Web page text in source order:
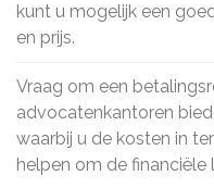
kunt u mogelijk een
en prijs.
Vraag om een
advocatenkantoren
waarbij u de kosten in
helpen om de financiële